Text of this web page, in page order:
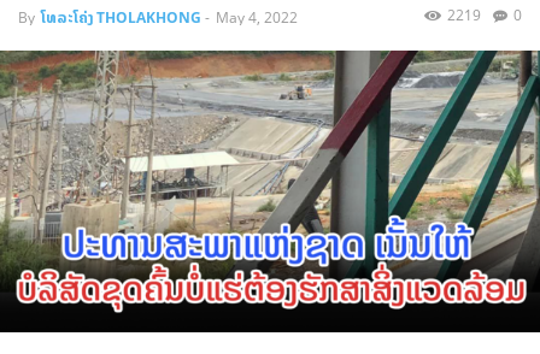
By ໂທລະໂຄ່ງ THOLAKHONG - May 4, 2022 0
2219